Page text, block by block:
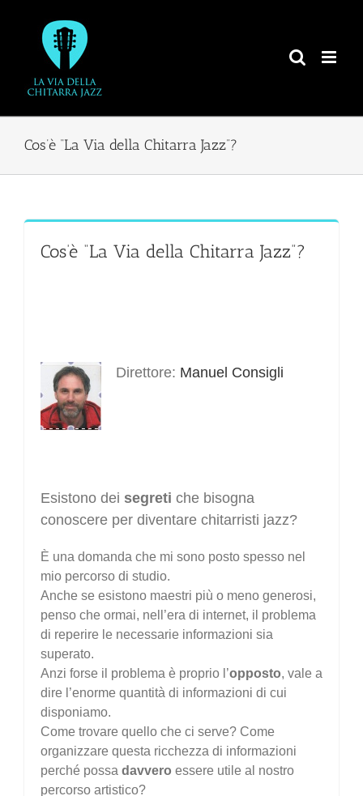
contenuto
Cos’è “La Via della Chitarra Jazz”?
Cos’è “La Via della Chitarra Jazz”?
Direttore: Manuel Consigli
Esistono dei segreti che bisogna
conoscere per diventare chitarristi jazz?
È una domanda che mi sono posto spesso nel
mio percorso di studio.
Anche se esistono maestri più o meno generosi,
penso che ormai, nell’era di internet, il problema
di reperire le necessarie informazioni sia
superato.
Anzi forse il problema è proprio l’opposto, vale a
dire l’enorme quantità di informazioni di cui
disponiamo.
Come trovare quello che ci serve? Come
organizzare questa ricchezza di informazioni
perché possa davvero essere utile al nostro
percorso artistico?